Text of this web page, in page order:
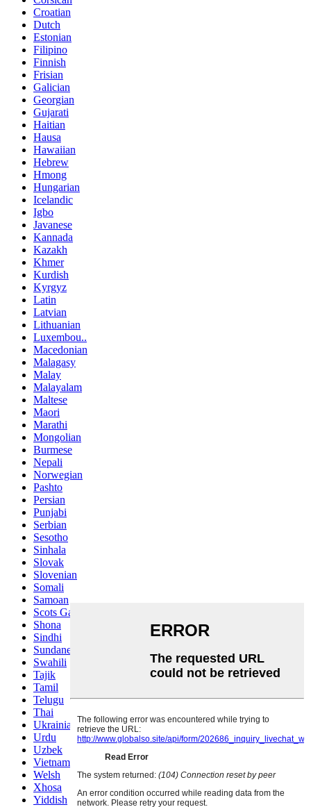
Croatian
Dutch
Estonian
Filipino
Finnish
Frisian
Galician
Georgian
Gujarati
Haitian
Hausa
Hawaiian
Hebrew
Hmong
Hungarian
Icelandic
Igbo
Javanese
Kannada
Kazakh
Khmer
Kurdish
Kyrgyz
Latin
Latvian
Lithuanian
Luxembou..
Macedonian
Malagasy
Malay
Malayalam
Maltese
Maori
Marathi
Mongolian
Burmese
Nepali
Norwegian
Pashto
Persian
Punjabi
Serbian
Sesotho
Sinhala
Slovak
Slovenian
Somali
Samoan
Scots Gaelic
Shona
Sindhi
Sundanese
Swahili
Tajik
Tamil
Telugu
Thai
Ukrainian
Urdu
Uzbek
Vietnamese
Welsh
Xhosa
Yiddish